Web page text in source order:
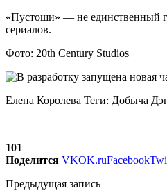
«Пустоши» — не единственный
сериалов.
Фото: 20th Century Studios
Елена Королева Теги: Добыча
101
Поделится VKOK.ruFacebook
Предыдущая запись